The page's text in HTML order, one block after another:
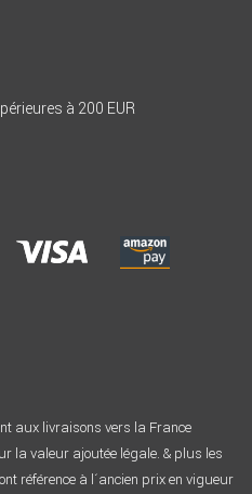
à 200 EUR
aux livraisons vers la France
la valeur ajoutée légale. & plus les
référence à l´ancien prix en vigueur